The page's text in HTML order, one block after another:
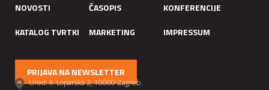
NOVOSTI ČASOPIS
KONFERENCIJE
KATALOG TVRTKI
MARKETING IMPRESSUM
PRIJAVA NA NEWSLETTER
Ured: II. Loparska 2, 10000 Zagreb